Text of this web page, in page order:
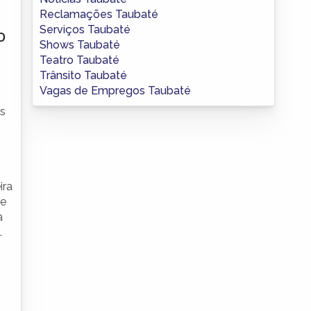
Reclamações Taubaté
Serviços Taubaté
Shows Taubaté
Teatro Taubaté
Trânsito Taubaté
Vagas de Empregos Taubaté